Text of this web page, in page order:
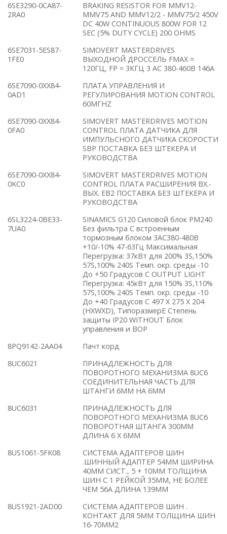
6SE3290-0CA87-
2RA0
BRAKING RESISTOR FOR MMV12-
MMV75 AND MMV12/2 - MMV75/2 450V
DC 40W CONTINUOUS 800W FOR 12
SEC (5% DUTY CYCLE) 200 OHMS
6SE7031-5ES87-
1FE0
SIMOVERT MASTERDRIVES
ВЫХОДНОЙ ДРОССЕЛЬ FMAX =
120ГЦ, FP = 3КГЦ 3 AC 380-460В 146A
6SE7090-0XX84-
0AD1
ПЛАТА УПРАВЛЕНИЯ И
РЕГУЛИРОВАНИЯ MOTION CONTROL
60МГНZ
6SE7090-0XX84-
0FA0
SIMOVERT MASTERDRIVES MOTION
CONTROL ПЛАТА ДАТЧИКА ДЛЯ
ИМПУЛЬСНОГО ДАТЧИКА СКОРОСТИ
SBP ПОСТАВКА БЕЗ ШТЕКЕРА И
РУКОВОДСТВА
6SE7090-0XX84-
0KC0
SIMOVERT MASTERDRIVES MOTION
CONTROL ПЛАТА РАСШИРЕНИЯ ВХ.-
ВЫХ. EB2 ПОСТАВКА БЕЗ ШТЕКЕРА И
РУКОВОДСТВА
6SL3224-0BE33-
7UA0
SINAMICS G120 Силовой блок PM240
Без фильтра С встроенным
тормозным блоком 3AC380-480В
+10/-10% 47-63Гц Максимальная
Перегрузка: 37кВт для 200% 3S,150%
57S,100% 240S Темп. окр. среды -10
До +50 Градусов C OUTPUT LIGHT
Перегрузка: 45кВт для 150% 3S,110%
57S,100% 240S Темп. окр. среды -10
До +40 Градусов C 497 X 275 X 204
(HXWXD), ТипоразмерE Степень
защиты IP20 WITHOUT Блок
управления и BOP
8PQ9142-2AA04
Пачт корд
8UC6021
ПРИНАДЛЕЖНОСТЬ ДЛЯ
ПОВОРОТНОГО МЕХАНИЗМА 8UC6
СОЕДИНИТЕЛЬНАЯ ЧАСТЬ ДЛЯ
ШТАНГИ 6MM НА 6MM
8UC6031
ПРИНАДЛЕЖНОСТЬ ДЛЯ
ПОВОРОТНОГО МЕХАНИЗМА 8UC6
ПОВОРОТНАЯ ШТАНГА 300MM
ДЛИНА 6 X 6MM
8US1061-5FK08
СИСТЕМА АДАПТЕРОВ ШИН
.ШИННЫЙ АДАПТЕР 54MM ШИРИНА
40MM СИСТ., 5 + 10MM ТОЛЩИНА
ШИН С 1 РЕЙКОЙ 35MM, НЕ БОЛЕЕ
ЧЕМ 56A ДЛИНА 139MM
8US1921-2AD00
СИСТЕМА АДАПТЕРОВ ШИН .
КОНТАКТ ДЛЯ 5MM ТОЛЩИНА ШИН
16-70MM2